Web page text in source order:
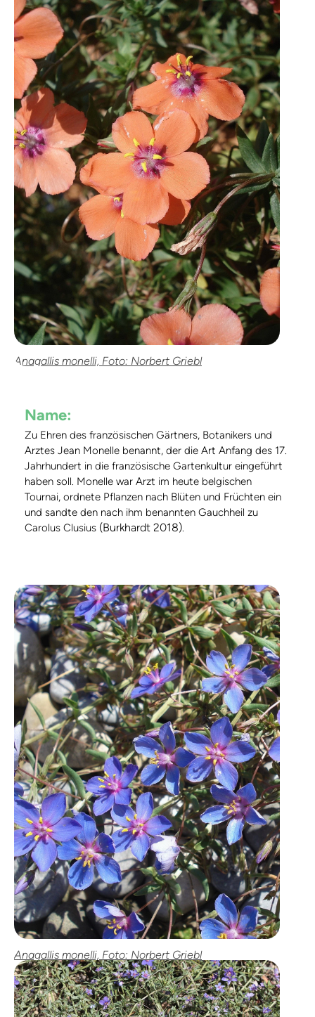
Anagallis monelli, Foto: Norbert Griebl
Name:
Zu Ehren des französischen Gärtners, Botanikers und
Arztes Jean Monelle benannt, der die Art Anfang des 17.
Jahrhundert in die französische Gartenkultur eingeführt
haben soll. Monelle war Arzt im heute belgischen
Tournai, ordnete Pflanzen nach Blüten und Früchten ein
und sandte den nach ihm benannten Gauchheil zu
Carolus Clusius (Burkhardt 2018).
Anagallis monelli, Foto: Norbert Griebl